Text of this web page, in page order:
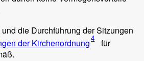
die Durchführung der Sitzungen
der Kirchenordnung4
für